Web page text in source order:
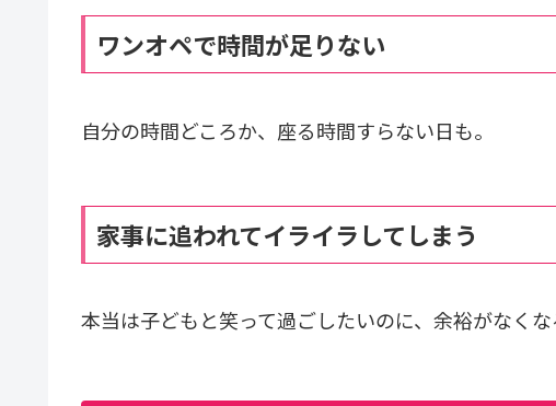
ワンオペで時間が足りない
自分の時間どころか、座る時間すらない日も。
家事に追われてイライラしてしまう
本当は子どもと笑って過ごしたいのに、余裕がなくな